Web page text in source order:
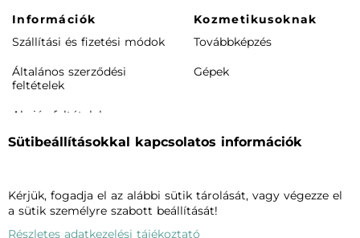
Információk
Szállítási és fizetési módok
Általános szerződési
feltételek
Akciós feltételek
Rendeléstől elállás /
Kozmetikusoknak
Továbbképzés
Gépek
Termékeink
Arcápolás
Cégünkről
Vagheggiről
Sütibeállításokkal kapcsolatos információk
Kérjük, fogadja el az alábbi sütik tárolását, vagy végezze el
a sütik személyre szabott beállítását!
Részletes adatkezelési tájékoztató